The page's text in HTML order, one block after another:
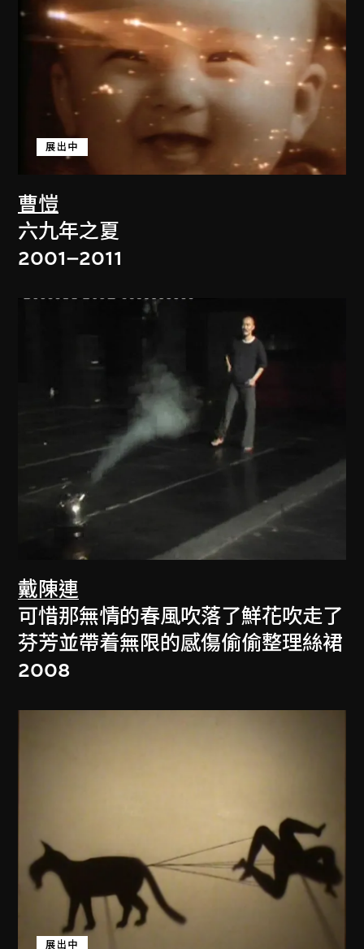
曹愷
展出中
六九年之夏
2001–2011
戴陳連
可惜那無情的春風吹落了鮮花吹走了
芬芳並帶着無限的感傷偷偷整理絲裙
2008
展出中